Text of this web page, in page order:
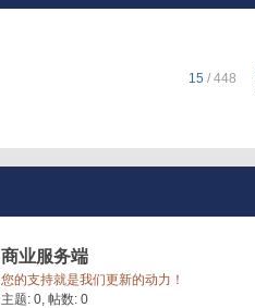
15 / 448
商业服务端
您的支持就是我们更新的动力！
主题: 0, 帖数: 0